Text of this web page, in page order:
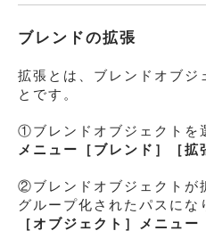
ブレンドの拡張
拡張とは、ブレンドオブジ
とです。
①ブレンドオブジェクトを
メニュー
［ブレンド］ ［拡
②ブレンドオブジェクトが
グループ化されたパスにな
［オブジェクト］メニュー